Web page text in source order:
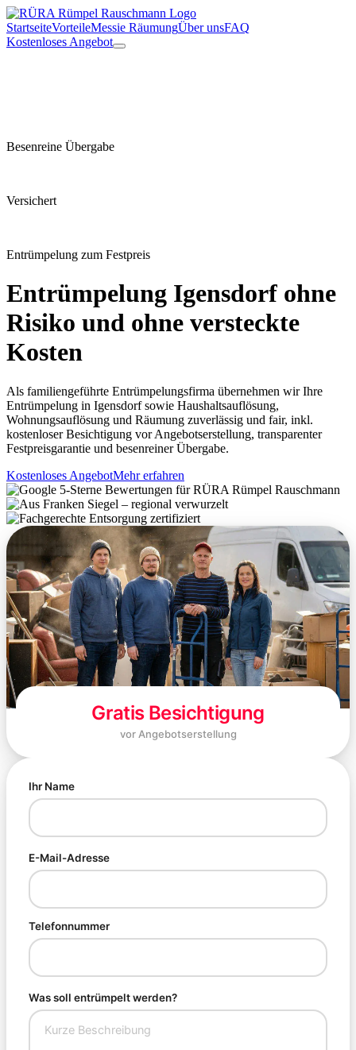
StartseiteVorteileMessie RäumungÜber unsFAQ
Kostenloses Angebot
Besenreine Übergabe
Versichert
Entrümpelung zum Festpreis
Entrümpelung Igensdorf ohne
Risiko und ohne versteckte
Kosten
Als familiengeführte Entrümpelungsfirma übernehmen wir Ihre
Entrümpelung in Igensdorf sowie Haushaltsauflösung,
Wohnungsauflösung und Räumung zuverlässig und fair, inkl.
kostenloser Besichtigung vor Angebotserstellung, transparenter
Festpreisgarantie und besenreiner Übergabe.
Kostenloses AngebotMehr erfahren
Gratis Besichtigung
vor Angebotserstellung
Ihr Name
E-Mail-Adresse
Telefonnummer
Was soll entrümpelt werden?